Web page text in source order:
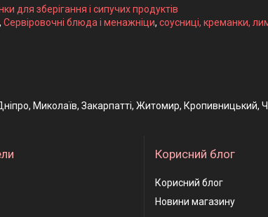
для зберігання і сипучих продуктів
, Сервіровочні блюда і менажніци, соусниці, креманки,
Миколаїв, Закарпатті, Житомир, Кропивницький,
Корисний блог
Корисний блог
Новини магазину